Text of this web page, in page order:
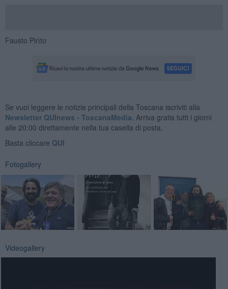
Fausto Pirìto
Se vuoi leggere le notizie principali della Toscana iscriviti alla
Newsletter QUInews - ToscanaMedia. Arriva gratis tutti i giorni
alle 20:00 direttamente nella tua casella di posta.
Basta cliccare QUI
Fotogallery
Videogallery